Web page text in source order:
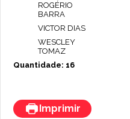
ROGÉRIO
BARRA
VICTOR DIAS
WESCLEY
TOMAZ
Quantidade: 16
Imprimir